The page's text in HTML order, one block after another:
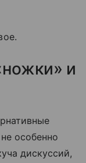
и
особенно
дискуссий,